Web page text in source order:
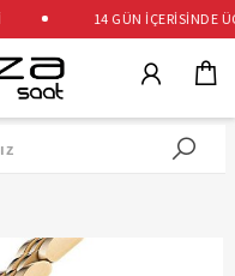
14 GÜN İÇERİSİNDE